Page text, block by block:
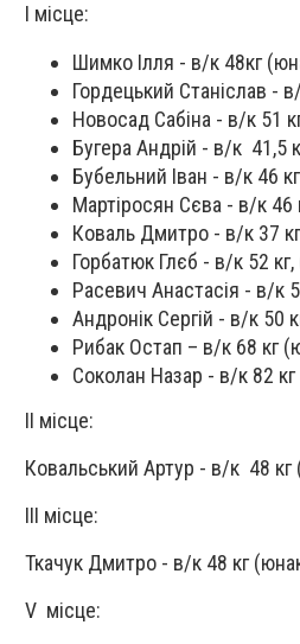
I місце:
Шимко Ілля - в/к 48кг
Гордецький Станіслав -
Новосад Сабіна - в/к 51
Бугера Андрій - в/к 41,5
Бубельний Іван - в/к 46
Мартіросян Сєва - в/к 46
Коваль Дмитро - в/к 37
Горбатюк Глєб - в/к 52
Расевич Анастасія - в/к
Андронік Сергій - в/к 50
Рибак Остап – в/к 68 кг
Соколан Назар - в/к 82
II місце:
Ковальський Артур - в/к 48 кг
III місце:
Ткачук Дмитро - в/к 48 кг
V місце: